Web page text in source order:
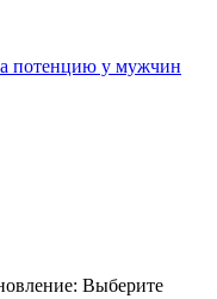
потенцию у мужчин
Выберите